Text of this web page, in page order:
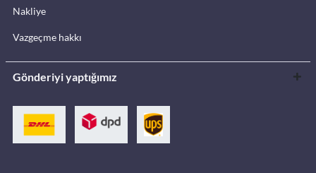
Nakliye
Vazgeçme hakkı
Gönderiyi yaptığımız